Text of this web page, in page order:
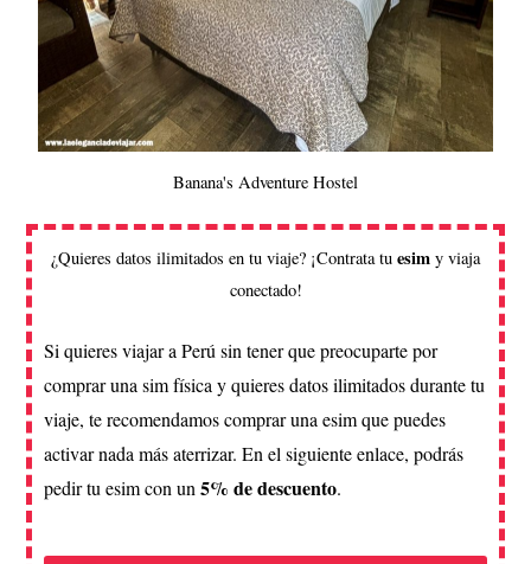
Banana's Adventure Hostel
¿Quieres datos ilimitados en tu viaje? ¡Contrata tu esim y viaja
conectado!
Si quieres viajar a Perú sin tener que preocuparte por
comprar una sim física y quieres datos ilimitados durante tu
viaje, te recomendamos comprar una esim que puedes
activar nada más aterrizar. En el siguiente enlace, podrás
pedir tu esim con un5% de descuento.